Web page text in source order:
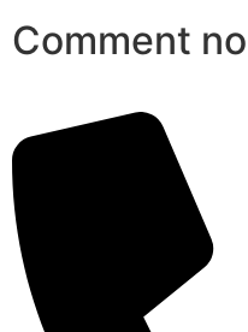
Comment